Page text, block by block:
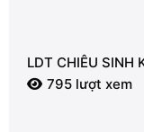
LDT CHIÊU SINH
795 lượt xem